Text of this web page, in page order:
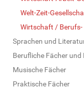
Welt-Zeit-
Wirtschaft / Berufs-
Sprachen und
Berufliche Fächer und
Musische Fächer
Praktische Fächer